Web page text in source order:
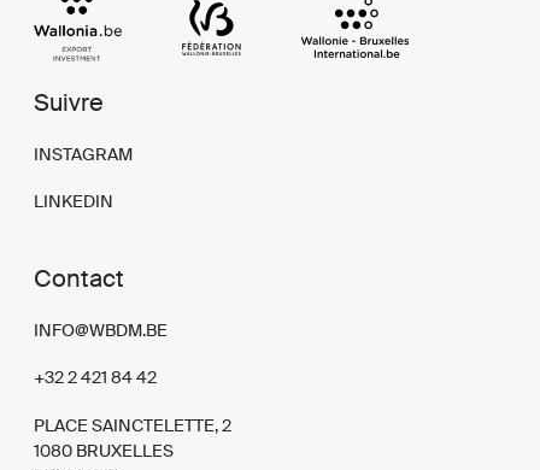
Suivre
INSTAGRAM
LINKEDIN
Contact
INFO@WBDM.BE
+32 2 421 84 42
PLACE SAINCTELETTE, 2
1080 BRUXELLES